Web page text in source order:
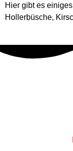
Hier gibt es
Hollerbüsche,